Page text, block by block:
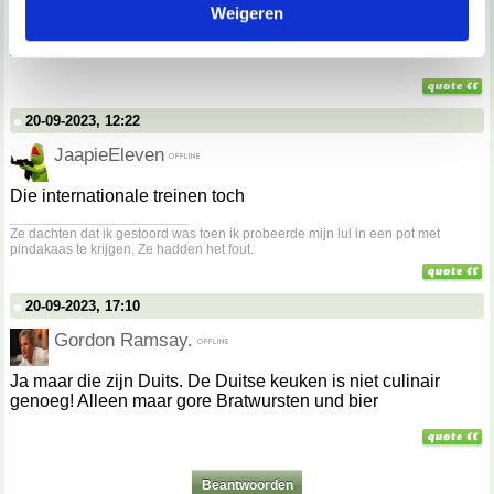
verzameld op basis van jouw gebruik van hun services.
Weigeren
zal ik ook eens met de trein reizen.
20-09-2023, 12:22
JaapieEleven
Die internationale treinen toch
Ze dachten dat ik gestoord was toen ik probeerde mijn lul in een pot met
pindakaas te krijgen. Ze hadden het fout.
20-09-2023, 17:10
Gordon Ramsay.
Ja maar die zijn Duits. De Duitse keuken is niet culinair
genoeg! Alleen maar gore Bratwursten und bier
Beantwoorden